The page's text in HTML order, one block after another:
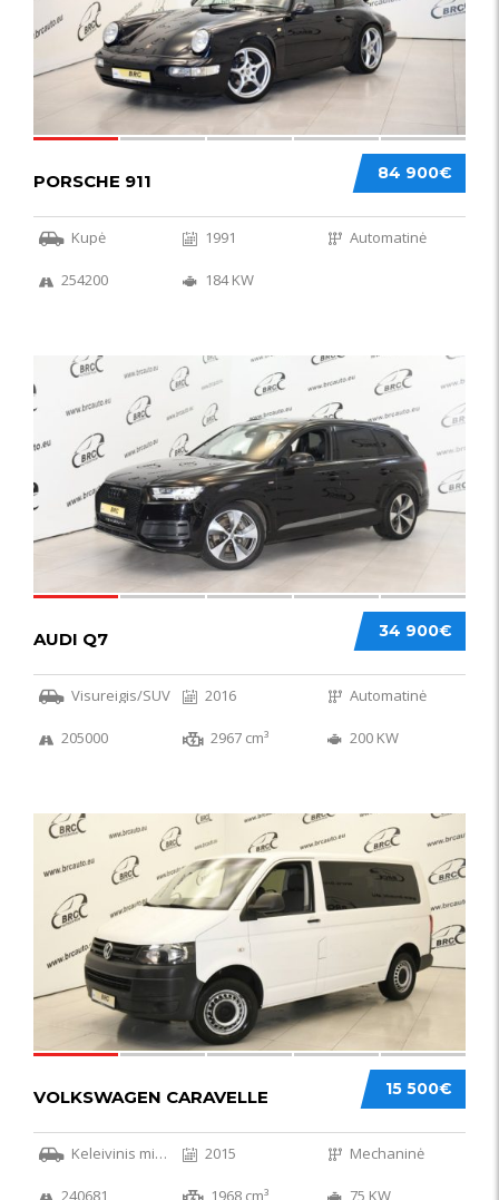
84 900€
PORSCHE 911
Kupė 1991 Automatinė
254200 184 KW
56
34 900€
AUDI Q7
Visureigis/SUV 2016 Automatinė
205000 2967 cm³ 200 KW
36
15 500€
VOLKSWAGEN CARAVELLE
Keleivinis mikroautobusas 2015 Mechaninė
240681 1968 cm³ 75 KW